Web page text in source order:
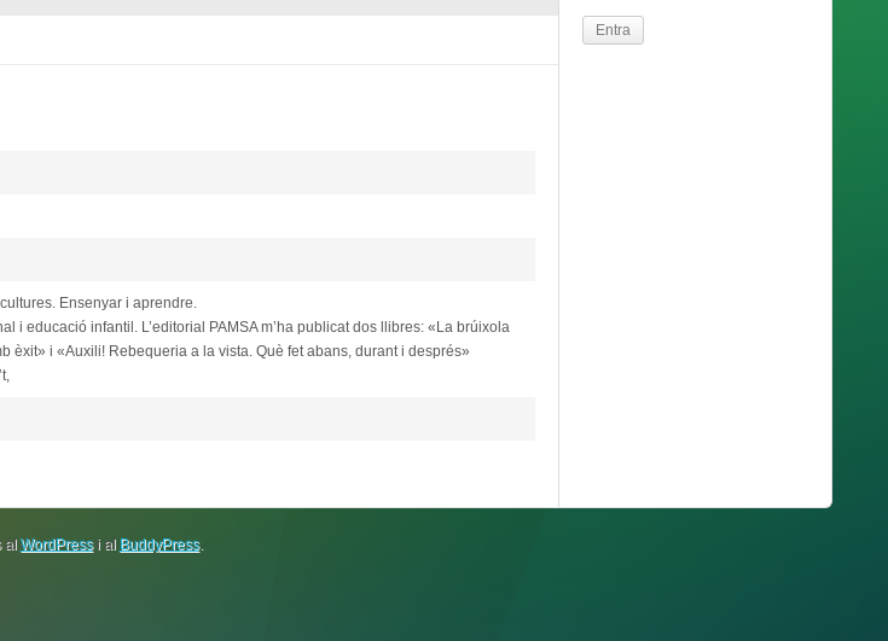
Ensenyar i aprendre.
i educació infantil. L’editorial PAMSA m’ha publicat dos llibres: «La brúixola
èxit» i «Auxili! Rebequeria a la vista. Què fet abans, durant i després»
al WordPressi al BuddyPress.